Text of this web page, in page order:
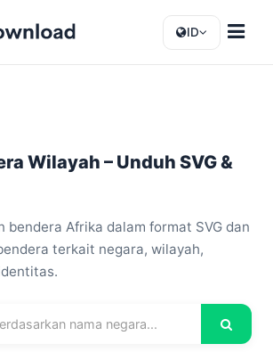
ID
Wilayah – Unduh SVG &
bendera Afrika dalam format SVG dan
terkait negara, wilayah,